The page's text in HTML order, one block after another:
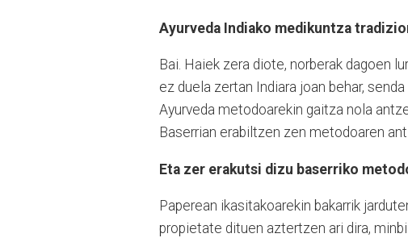
Ayurveda Indiako medikuntza
Bai. Haiek zera diote, norberak dagoen
ez duela zertan Indiara joan behar,
Ayurveda metodoarekin gaitza nola
Baserrian erabiltzen zen metodoaren
Eta zer erakutsi dizu baserriko
Paperean ikasitakoarekin bakarrik
propietate dituen aztertzen ari dira,